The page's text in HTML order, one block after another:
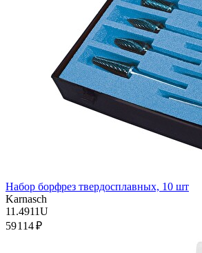
Набор борфрез твердосплавных, 10 шт
Karnasch
11.4911U
59 114 ₽